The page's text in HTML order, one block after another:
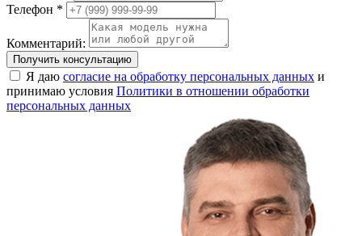
Телефон *
Комментарий:
Получить консультацию
Я даю согласие на обработку персональных данных и
принимаю условия Политики в отношении обработки
персональных данных